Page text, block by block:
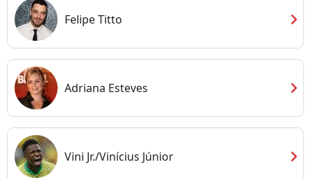
Felipe Titto chevron_right
Adriana Esteves chevron_right
Vini Jr./Vinícius Júnior chevron_right